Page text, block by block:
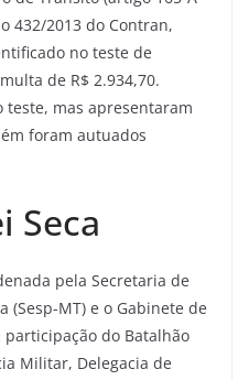
432/2013 do Contran,
no teste de
de R$ 2.934,70.
mas apresentaram
foram autuados
Seca
pela Secretaria de
(Sesp-MT) e o Gabinete de
participação do Batalhão
Militar, Delegacia de